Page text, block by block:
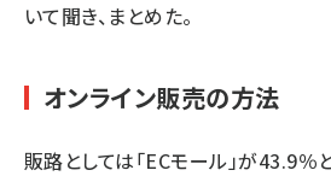
いて聞き、まとめた。
オンライン販売の方法
販路としては「ECモール」が43.9％